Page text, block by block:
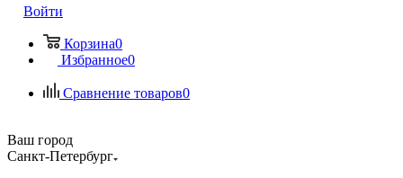
Войти
Корзина0
Избранное0
Сравнение товаров0
Ваш город
Санкт-Петербург